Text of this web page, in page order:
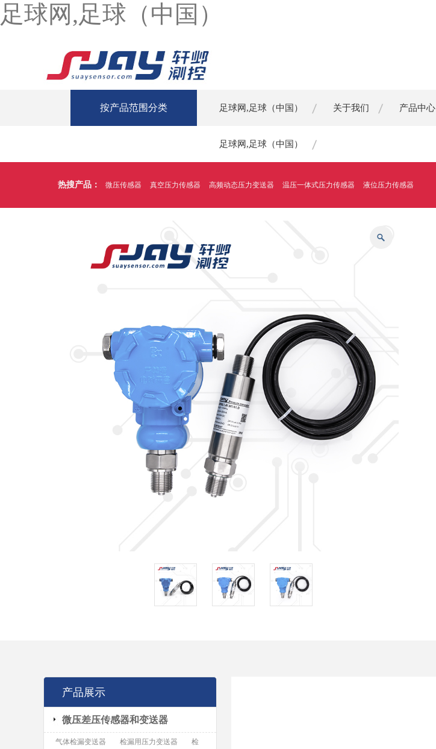
足球网,足球（中国）
按产品范围分类 足球网,足球（中国） 关于我们 产品中心
足球网,足球（中国）
热搜产品： 微压传感器 真空压力传感器 高频动态压力变送器 温压一体式压力传感器 液位压力传感器
产品展示
微压差压传感器和变送器
气体检漏变送器 检漏用压力变送器
检